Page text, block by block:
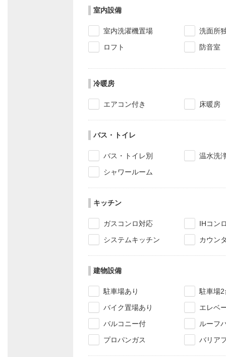
室内設備
室内洗濯機置場
洗面所
ロフト
防音室
冷暖房
エアコン付き 床暖房
バス・トイレ
バス・トイレ別
温水洗
シャワールーム
キッチン
ガスコンロ対応
IHコン
システムキッチン
カウン
建物設備
駐車場あり
駐車場
バイク置場あり
エレベ
バルコニー付
ルーフ
プロパンガス
バリア